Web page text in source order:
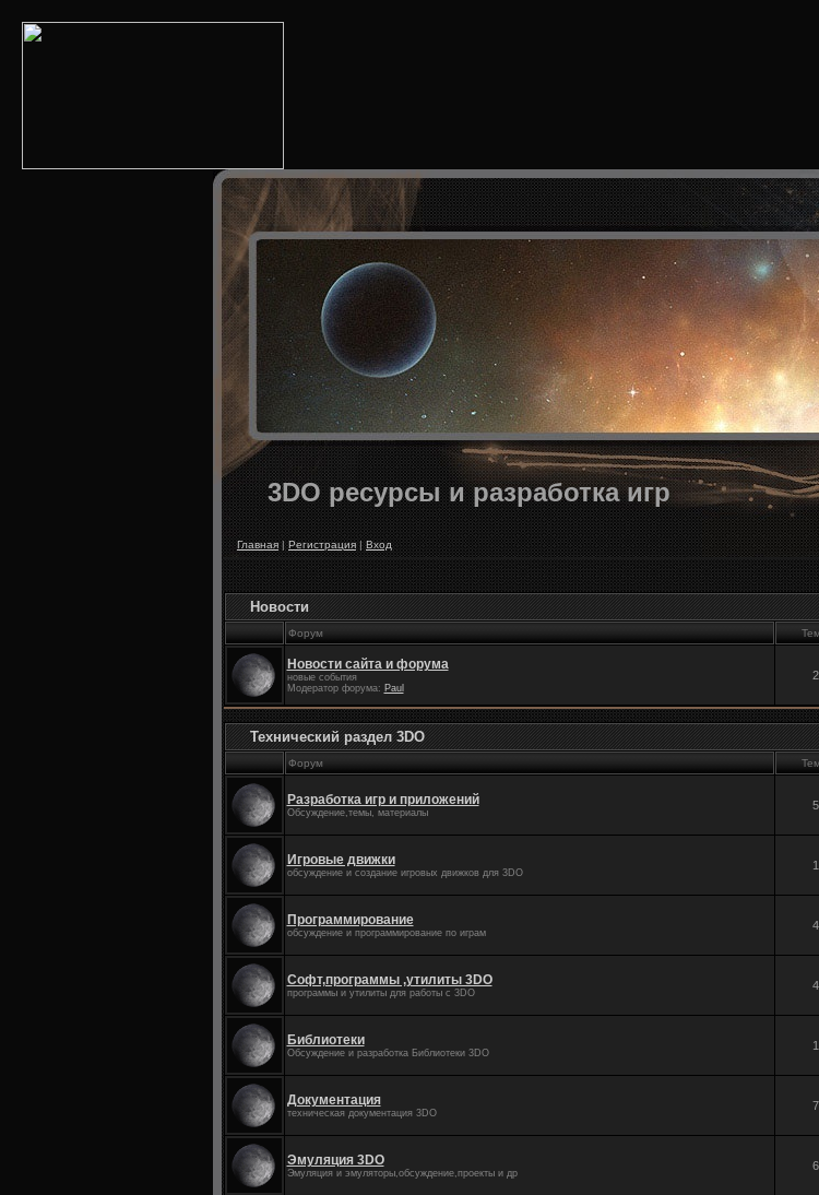
3DO ресурсы и разработка игр
Главная|Регистрация|Вход
Новости
Форум
Новости сайта и форума
новые события
Модератор форума: Paul
2
Технический раздел 3DO
Форум
Разработка игр и приложений
Обсуждение,темы, материалы
5
Игровые движки
обсуждение и создание игровых движков для 3DO
1
Программирование
обсуждение и программирование по играм
4
Софт,программы ,утилиты 3DO
программы и утилиты для работы с 3DO
4
Библиотеки
Обсуждение и разработка Библиотеки 3DO
1
Документация
техническая документация 3DO
7
Эмуляция 3DO
Эмуляция и эмуляторы,обсуждение,проекты и др
6